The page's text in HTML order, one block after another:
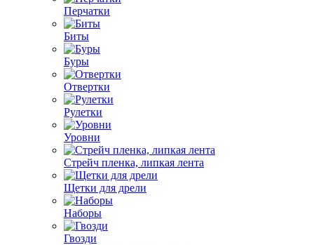
Перчатки
Биты
Буры
Отвертки
Рулетки
Уровни
Стрейч пленка, липкая лента
Щетки для дрели
Наборы
Гвозди